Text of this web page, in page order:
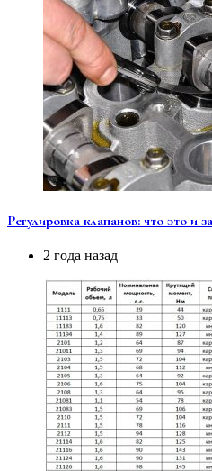
Регулировка клапанов: что это и
2 года назад